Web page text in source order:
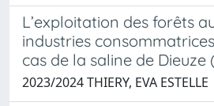
L’exploitation des forêts
industries
cas de la saline de Dieuze
2023/2024 THIERY, EVA ESTELLE